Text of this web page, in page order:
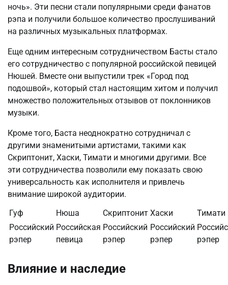
ночь». Эти песни стали популярными среди фанатов
рэпа и получили большое количество прослушиваний
на различных музыкальных платформах.
Еще одним интересным сотрудничеством Басты стало
его сотрудничество с популярной российской певицей
Нюшей. Вместе они выпустили трек «Город под
подошвой», который стал настоящим хитом и получил
множество положительных отзывов от поклонников
музыки.
Кроме того, Баста неоднократно сотрудничал с
другими знаменитыми артистами, такими как
Скриптонит, Хаски, Тимати и многими другими. Все
эти сотрудничества позволили ему показать свою
универсальность как исполнителя и привлечь
внимание широкой аудитории.
Гуф
Нюша Скриптонит Хаски
Тимати
Российский
рэпер
Российская
певица
Российский
рэпер
Российский
рэпер
рэпер
Влияние и наследие